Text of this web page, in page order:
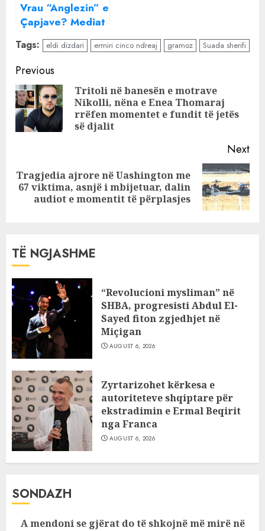
Vrau “Anglezin” e
Çapjave? Mediat
belge: Shqiptari i
arrestuar në
Spanjë dyshohet
si i përfshirë në
ekzekutimin e
Bledar Muçës
Tags: eldi dizdari ermiri cinco ndreaj gramoz Suada sherifi
Continue
Reading
Previous
Tritoli në banesën e motrave
Nikolli, nëna e Enea Thomaraj
rrëfen momentet e fundit të jetës
së djalit
Next
Next
post:
Tragjedia ajrore në Uashington me
67 viktima, asnjë i mbijetuar, dalin
audiot e momentit të përplasjes
TË NGJASHME
“Revolucioni mysliman” në
SHBA, progresisti Abdul El-
Sayed fiton zgjedhjet në
Miçigan
AUGUST 6, 2026
Zyrtarizohet kërkesa e
autoriteteve shqiptare për
ekstradimin e Ermal Beqirit
nga Franca
AUGUST 6, 2026
SONDAZH
A mendoni se gjërat do të shkojnë më mirë në